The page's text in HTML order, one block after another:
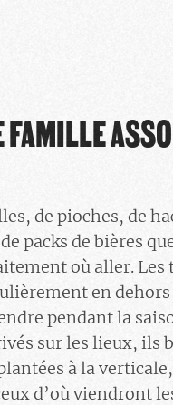
de pioches, de
packs de bières
où aller. Les
en dehors
pendant la
sur les lieux, ils
à la
d’où viendront